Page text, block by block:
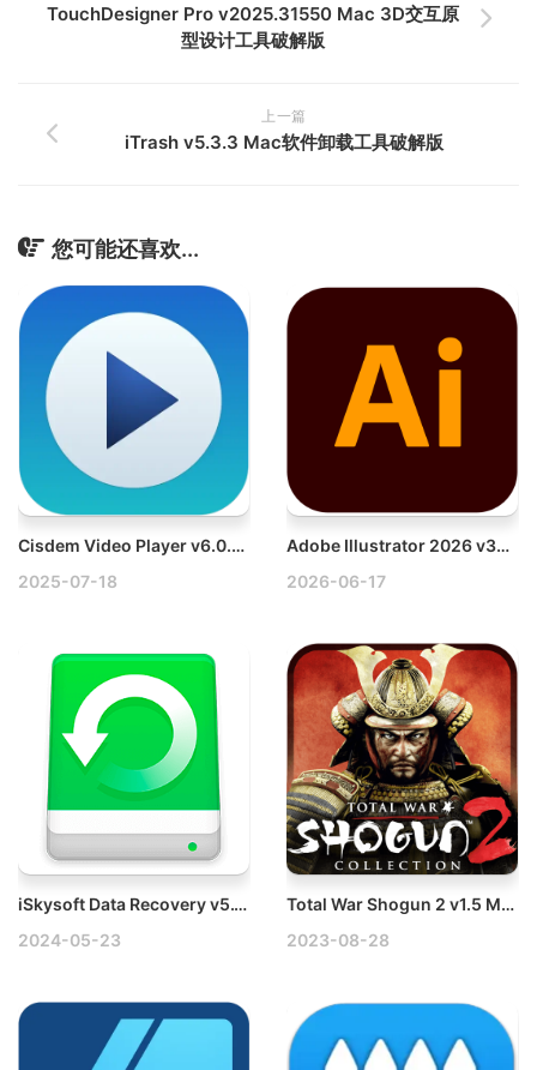
TouchDesigner Pro v2025.31550 Mac 3D交互原
型设计工具破解版
上一篇
iTrash v5.3.3 Mac软件卸载工具破解版
您可能还喜欢...
Cisdem Video Player v6.0.0 Mac高清视频播放器破解版
2025-07-18
Adobe Illustrator 2026 v30.5.1 Win多语言破解版下载
2026-06-17
iSkysoft Data Recovery v5.1.1.1 Mac数据恢复工具破解版
2024-05-23
Total War Shogun 2 v1.5 Mac全面战争：幕府将军2破解版
2023-08-28